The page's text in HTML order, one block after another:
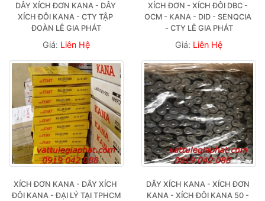
DÂY XÍCH ĐƠN KANA - DÂY
XÍCH ĐÔI KANA - CTY TẬP
ĐOÀN LÊ GIA PHÁT
Giá: Liên Hệ
XÍCH ĐƠN - XÍCH ĐÔI DBC -
OCM - KANA - DID - SENQCIA
- CTY LÊ GIA PHÁT
Giá: Liên Hệ
XÍCH ĐƠN KANA - DÂY XÍCH
ĐÔI KANA - ĐẠI LÝ TẠI TPHCM
DÂY XÍCH KANA - XÍCH ĐƠN
KANA - XÍCH ĐÔI KANA 50 -